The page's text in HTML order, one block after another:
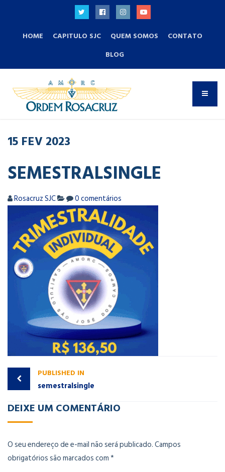
HOME CAPITULO SJC QUEM SOMOS
CONTATO
BLOG
15 FEV2023
SEMESTRALSINGLE
Rosacruz SJC 0 comentários
PUBLISHED IN
semestralsingle
DEIXE UM COMENTÁRIO
O seu endereço de e-mail não será publicado.Campos
obrigatórios são marcados com*